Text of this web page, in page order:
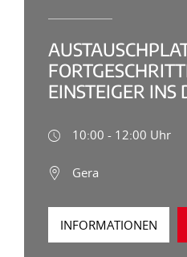
EINSTEIGER INS
10:00 - 12:00 Uhr
Gera
INFORMATIONEN